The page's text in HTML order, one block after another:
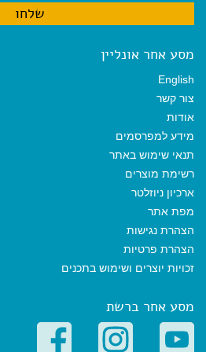
מסע אחר אונליין
English
צור קשר
אודות
מידע למפרסמים
תנאי שימוש באתר
רשימת מוצרים
ארכיון ניוזלטר
מפת אתר
הצהרת נגישות
הצהרת פרטיות
זכויות יוצרים ושימוש בתכנים
מסע אחר ברשת